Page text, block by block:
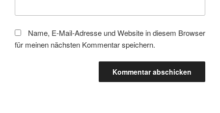
Name, E-Mail-Adresse und Website in diesem Browser
für meinen nächsten Kommentar speichern.